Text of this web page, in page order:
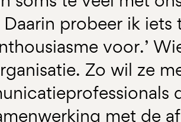
probeer ik iets
voor.’
Zo wil ze
met de